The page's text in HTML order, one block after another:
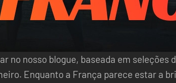
no nosso blogue, baseada em seleções
Enquanto a França parece estar a